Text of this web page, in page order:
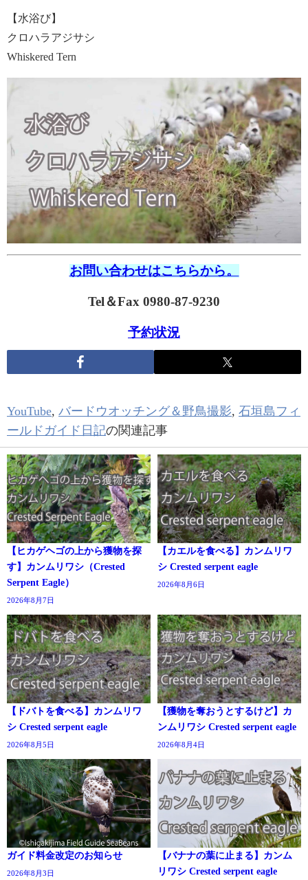
【水浴び】
クロハラアジサシ
Whiskered Tern
お問い合わせはこちらから。
Tel＆Fax 0980-87-9230
予約状況
YouTube, バードウオッチング＆野鳥撮影, 石垣島フィ
ールドガイド日記の関連記事
【ヒカゲヘゴの上から獲物を探
す】カンムリワシ（Crested
Serpent Eagle）
2026年8月7日
【カエルを食べる】カンムリワ
シ Crested serpent eagle
2026年8月6日
【ドバトを食べる】カンムリワ
シ Crested serpent eagle
2026年8月5日
【獲物を奪おうとするけど】カ
ンムリワシ Crested serpent eagle
2026年8月4日
ガイド料金改定のお知らせ
2026年8月3日
【バナナの葉に止まる】カンム
リワシ Crested serpent eagle